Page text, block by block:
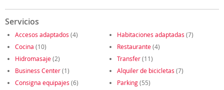
Servicios
Accesos adaptados (4) Habitaciones adaptadas (7)
Cocina (10) Restaurante(4)
Hidromasaje(2) Transfer(11)
Business Center(1) Alquiler de bicicletas (7)
Consigna equipajes (6) Parking(55)